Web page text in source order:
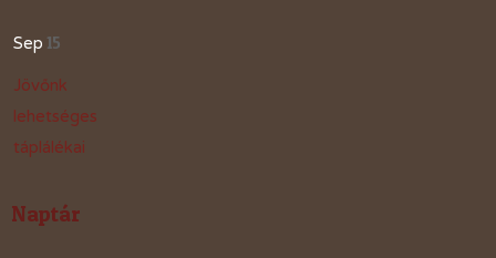
Sep 15
Jövőnk
lehetséges
táplálékai
Naptár